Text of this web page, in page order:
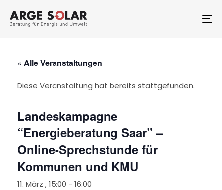
links
primary
content« Alle Veranstaltungen
Diese Veranstaltung hat bereits stattgefunden.
Landeskampagne
“Energieberatung Saar” –
Online-Sprechstunde für
Kommunen und KMU
11. März , 15:00 - 16:00